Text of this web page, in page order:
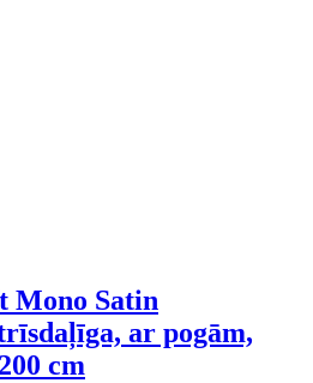
Mono Satin
ar pogām,
cm